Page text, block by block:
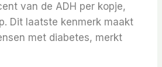
van de ADH per kopje,
Dit laatste kenmerk maakt
met diabetes, merkt